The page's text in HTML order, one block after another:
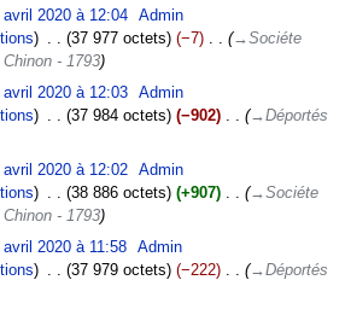
avril 2020 à 12:04
Admin
37 977 octets −7 ‎
→‎Sociéte
- 1793
avril 2020 à 12:03
Admin
37 984 octets −902 ‎
→‎Déportés
avril 2020 à 12:02
Admin
38 886 octets +907 ‎
→‎Sociéte
- 1793
avril 2020 à 11:58
Admin
37 979 octets −222 ‎
→‎Déportés